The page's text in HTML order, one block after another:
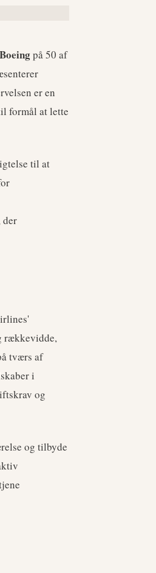
Boeingpå 50 af
er en
formål at lette
til at
der
rækkevidde,
tværs af
i
og
og tilbyde